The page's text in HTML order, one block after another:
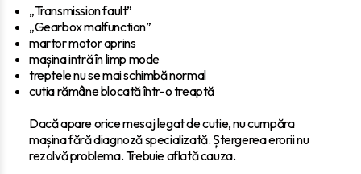
„Transmission fault”
„Gearbox malfunction”
martor motor aprins
mașina intră în limp mode
treptele nu se mai schimbă normal
cutia rămâne blocată într-o treaptă
Dacă apare orice mesaj legat de cutie, nu cumpăra
mașina fără diagnoză specializată. Ștergerea erorii nu
rezolvă problema. Trebuie aflată cauza.